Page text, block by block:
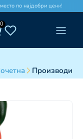
по најдобри цени!
0
Производи